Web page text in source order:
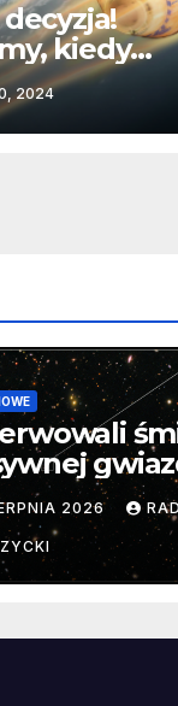
kiedy
powrotu na
2024
cenne
2026